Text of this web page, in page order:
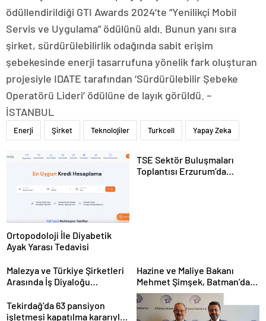
ödüllendirildiği GTI Awards 2024’te “Yenilikçi Mobil
Servis ve Uygulama” ödülünü aldı. Bunun yanı sıra
şirket, sürdürülebilirlik odağında sabit erişim
şebekesinde enerji tasarrufuna yönelik fark oluşturan
projesiyle IDATE tarafından ‘Sürdürülebilir Şebeke
Operatörü Lideri’ ödülüne de layık görüldü. –
İSTANBUL
Enerji Şirket Teknolojiler Turkcell Yapay Zeka
Ortopodoloji İle Diyabetik
Ayak Yarası Tedavisi
TSE Sektör Buluşmaları
Toplantısı Erzurum’da
Malezya ve Türkiye Şirketleri
Arasında İş Diyaloğu
Hazine ve Maliye Bakanı
Mehmet Şimşek, Batman’da
medikal malzeme üretimi
yapacak bir fabrikanın
açılışını gerçekleştirdi
Tekirdağ’da 63 pansiyon
işletmesi kapatılma kararıyla